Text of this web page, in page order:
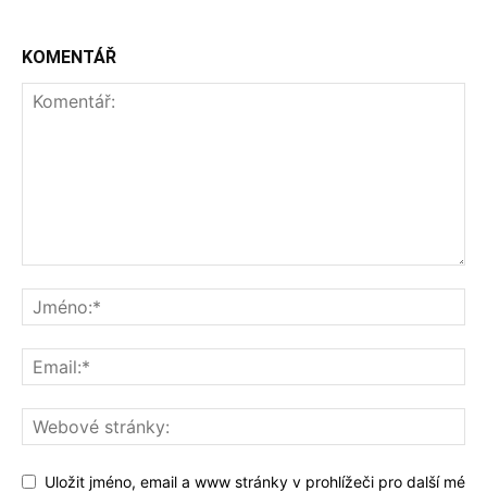
KOMENTÁŘ
Uložit jméno, email a www stránky v prohlížeči pro další mé